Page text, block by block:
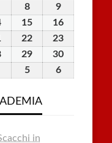
Luglio
2026
Agosto
2026
Agosto
2026
88
Agosto
2026
99
Agosto
2026
Agosto
2026
15
Agosto
2026
16
Agosto
22
Agosto
23
Agosto
29
Agosto
30
55
2026
66
in